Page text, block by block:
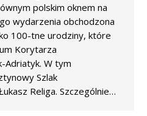
polskim oknem na
wydarzenia obchodzona
100-tne urodziny, które
Korytarza
Adriatyk. W tym
Szlak
Religa. Szczególnie…